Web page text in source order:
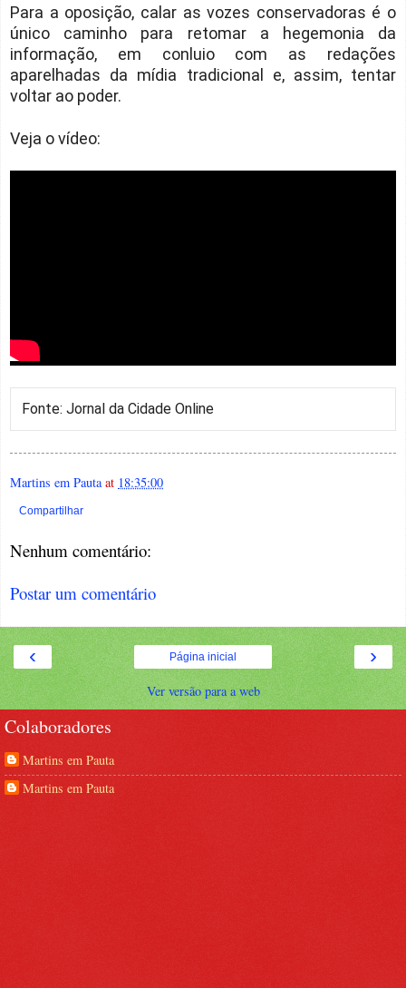
Para a oposição, calar as vozes conservadoras é o
único caminho para retomar a hegemonia da
informação, em conluio com as redações
aparelhadas da mídia tradicional e, assim, tentar
voltar ao poder.
Veja o vídeo:
Fonte: Jornal da Cidade Online
Martins em Pauta at 18:35:00
Compartilhar
Nenhum comentário:
Postar um comentário
‹ ›
Página inicial
Ver versão para a web
Colaboradores
Martins em Pauta
Martins em Pauta